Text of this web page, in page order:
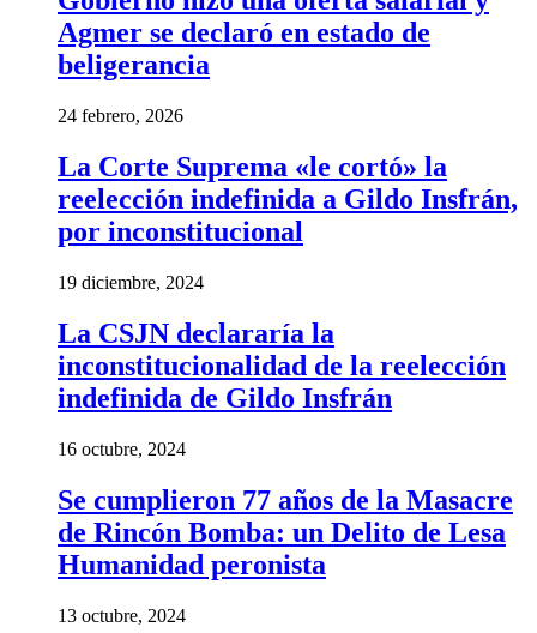
Agmer se declaró en estado de
beligerancia
24 febrero, 2026
La Corte Suprema «le cortó» la
reelección indefinida a Gildo Insfrán,
por inconstitucional
19 diciembre, 2024
La CSJN declararía la
inconstitucionalidad de la reelección
indefinida de Gildo Insfrán
16 octubre, 2024
Se cumplieron 77 años de la Masacre
de Rincón Bomba: un Delito de Lesa
Humanidad peronista
13 octubre, 2024